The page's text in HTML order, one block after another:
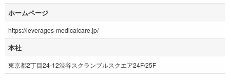
ホームページ
https://leverages-medicalcare.jp/
本社
東京都2丁目24-12渋谷スクランブルスクエア24F/25F